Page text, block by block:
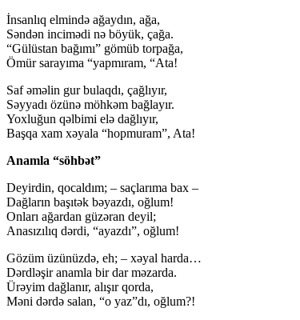
İnsanlıq elmində ağaydın, ağa,
Səndən incimədi nə böyük, çağa.
“Gülüstan bağımı” gömüb torpağa,
Ömür sarayıma “yapmıram, “Ata!
Saf əməlin gur bulaqdı, çağlıyır,
Səyyadı özünə möhkəm bağlayır.
Yoxluğun qəlbimi elə dağlıyır,
Başqa xam xəyala “hopmuram”, Ata!
Anamla “söhbət”
Deyirdin, qocaldım; – saçlarıma bax –
Dağların başıtək bəyazdı, oğlum!
Onları ağardan güzəran deyil;
Anasızılıq dərdi, “ayazdı”, oğlum!
Gözüm üzünüzdə, eh; – xəyal harda…
Dərdləşir anamla bir dar məzarda.
Ürəyim dağlanır, alışır qorda,
Məni dərdə salan, “o yaz”dı, oğlum?!